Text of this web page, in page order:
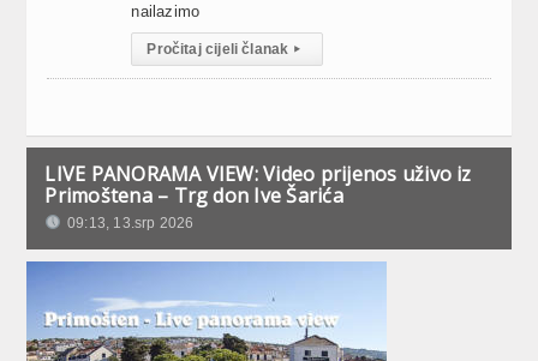
nailazimo
Pročitaj cijeli članak ▸
LIVE PANORAMA VIEW: Video prijenos uživo iz
Primoštena – Trg don Ive Šarića
09:13, 13.srp 2026